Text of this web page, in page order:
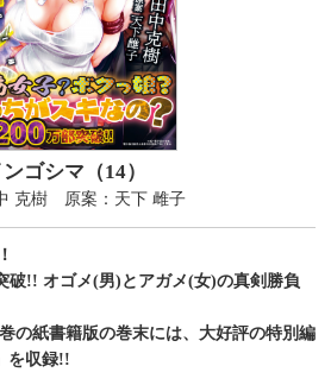
ゴシマ（14）
克樹 原案：天下 雌子
破!! オゴメ(男)とアガメ(女)の真剣勝負
の紙書籍版の巻末には、大好評の特別編
を収録!!